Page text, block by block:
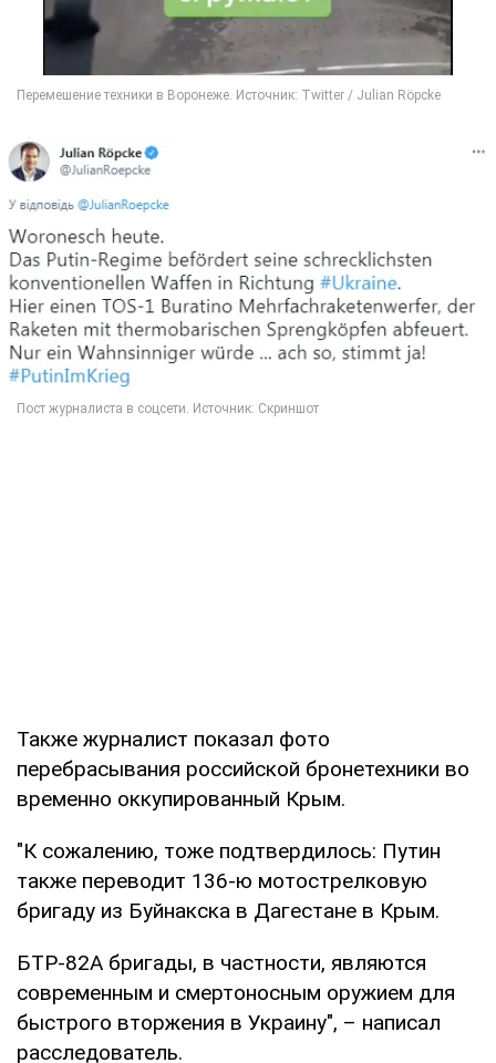
Также журналист показал фото
перебрасывания российской бронетехники во
временно оккупированный Крым.
"К сожалению, тоже подтвердилось: Путин
также переводит 136-ю мотострелковую
бригаду из Буйнакска в Дагестане в Крым.
БТР-82А бригады, в частности, являются
современным и смертоносным оружием для
быстрого вторжения в Украину", – написал
расследователь.